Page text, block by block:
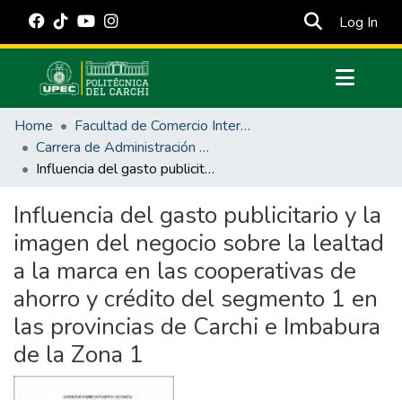
Log In
Communities & Collections
All of DSpace
Statistics
Estadísticas Externas
Manuales
Home
Facultad de Comercio Internacional, Integración, Administración y Economía Empresarial
Carrera de Administración de Empresas y Marketing
Influencia del gasto publicitario y la imagen del negocio sobre la lealtad a la marca en las cooperativas de ahorro y crédito del segmento 1 en las provincias de Carchi e Imbabura de la Zona 1
Influencia del gasto publicitario y la
imagen del negocio sobre la lealtad
a la marca en las cooperativas de
ahorro y crédito del segmento 1 en
las provincias de Carchi e Imbabura
de la Zona 1